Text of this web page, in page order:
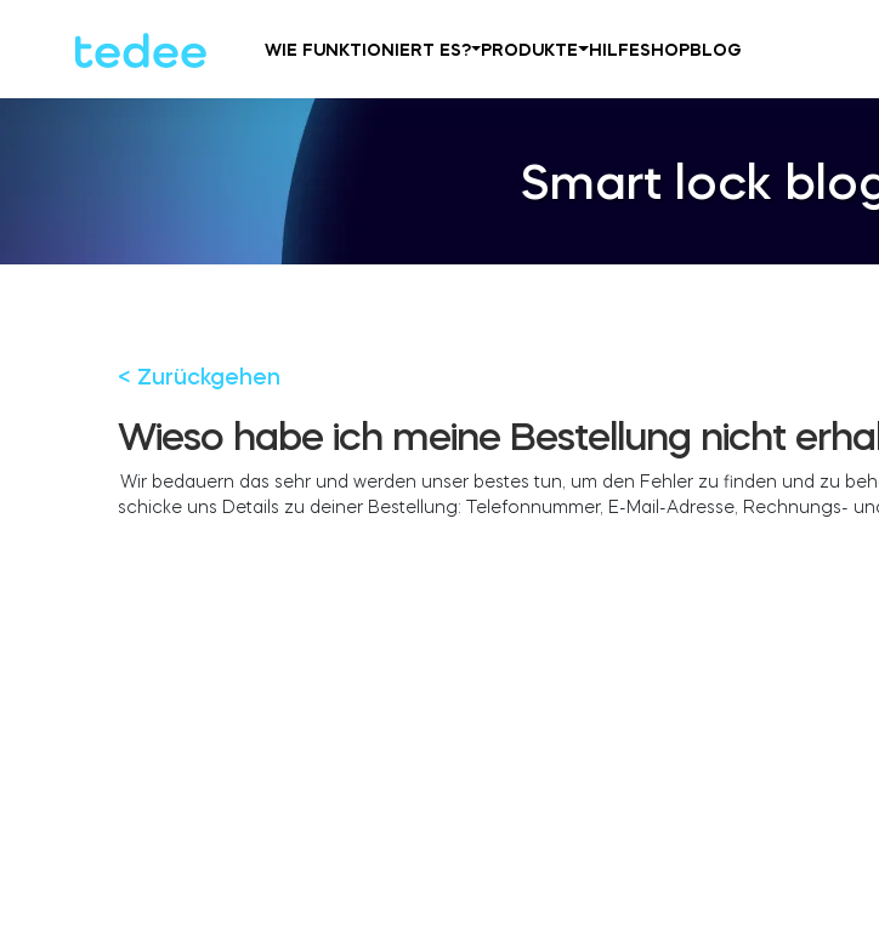
WIE FUNKTIONIERT ES? PRODUKTE HILFESHOPBLOG
Smart lock
< Zurückgehen
Wieso habe ich meine Bestellung nicht
Wir bedauern das sehr und werden unser bestes tun, um den Fehler zu finden und zu
schicke uns Details zu deiner Bestellung: Telefonnummer, E-Mail-Adresse, Rechnungs-